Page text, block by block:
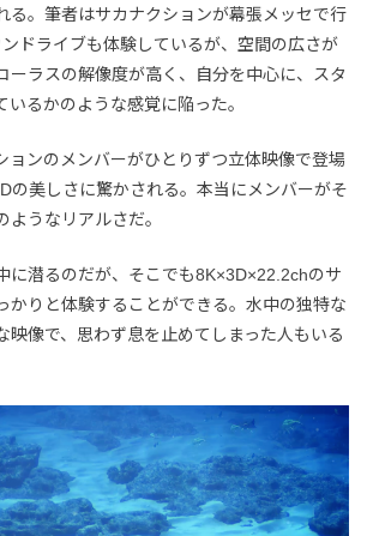
る。筆者はサカナクションが幕張メッセで行
ドライブも体験しているが、空間の広さが
ーラスの解像度が高く、自分を中心に、スタ
いるかのような感覚に陥った。
ョンのメンバーがひとりずつ立体映像で登場
の美しさに驚かされる。本当にメンバーがそ
ようなリアルさだ。
に潜るのだが、そこでも8K×3D×22.2chのサ
かりと体験することができる。水中の独特な
映像で、思わず息を止めてしまった人もいる